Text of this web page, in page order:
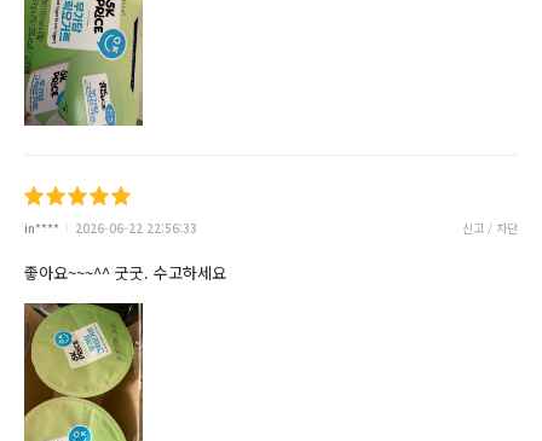
in**** 2026-06-22 22:56:33 신고 / 차단
좋아요~~~^^ 굿굿. 수고하세요